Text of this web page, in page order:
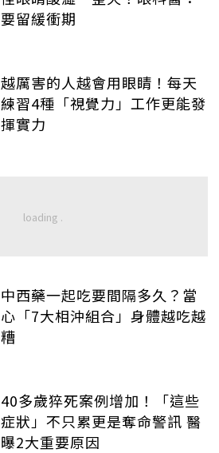
要留緩衝期
越厲害的人越會用眼睛！每天
練習4種「視覺力」工作更能發
揮實力
中西藥一起吃要間隔多久？當
心「7大相沖組合」身體越吃越
糟
40多歲猝死案例增加！「這些
症狀」不只累更是奪命警訊 醫
曝2大重要原因